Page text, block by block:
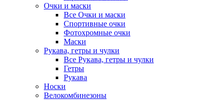
Очки и маски
Все Очки и маски
Спортивные очки
Фотохромные очки
Маски
Рукава, гетры и чулки
Все Рукава, гетры и чулки
Гетры
Рукава
Носки
Велокомбинезоны